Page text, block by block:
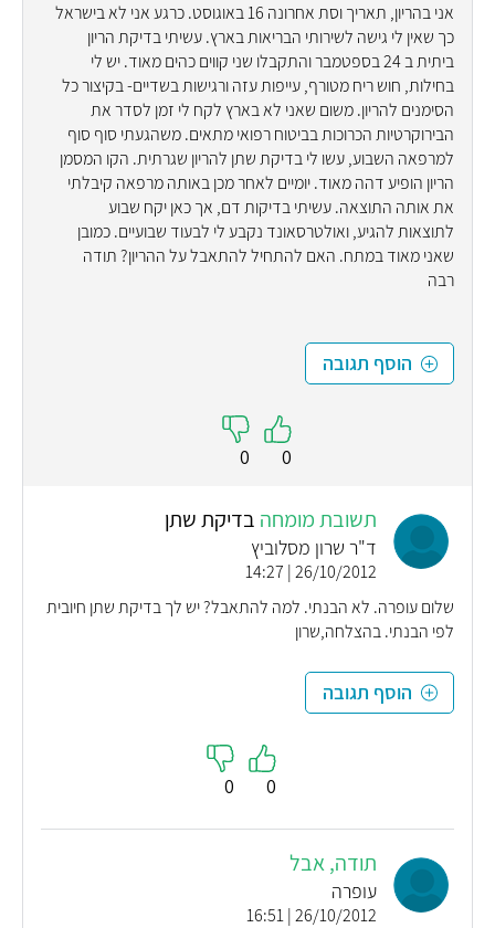
אני בהריון, תאריך וסת אחרונה 16 באוגוסט. כרגע אני לא בישראל
כך שאין לי גישה לשירותי הבריאות בארץ. עשיתי בדיקת הריון
ביתית ב 24 בספטמבר והתקבלו שני קווים כהים מאוד. יש לי
בחילות, חוש ריח מטורף, עייפות עזה ורגישות בשדיים- בקיצור כל
הסימנים להריון. משום שאני לא בארץ לקח לי זמן לסדר את
הבירוקרטיות הכרוכות בביטוח רפואי מתאים. משהגעתי סוף סוף
למרפאה השבוע, עשו לי בדיקת שתן להריון שגרתית. הקו המסמן
הריון הופיע דהה מאוד. יומיים לאחר מכן באותה מרפאה קיבלתי
את אותה התוצאה. עשיתי בדיקות דם, אך כאן יקח שבוע
לתוצאות להגיע, ואולטרסאונד נקבע לי לבעוד שבועיים. כמובן
שאני מאוד במתח. האם להתחיל להתאבל על ההריון? תודה
רבה
הוסף תגובה
0
0
תשובת מומחה בדיקת שתן
ד"ר שרון מסלוביץ
26/10/2012 | 14:27
שלום עופרה. לא הבנתי. למה להתאבל? יש לך בדיקת שתן חיובית
לפי הבנתי. בהצלחה,שרון
הוסף תגובה
0
0
תודה, אבל
עופרה
26/10/2012 | 16:51